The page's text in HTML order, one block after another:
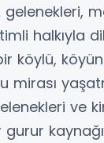
halkıyla
köylü,
mirası
ve